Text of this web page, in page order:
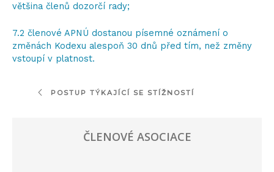
většina členů dozorčí rady;
7.2 členové APNÚ dostanou písemné oznámení o
změnách Kodexu alespoň 30 dnů před tím, než změny
vstoupí v platnost.
POSTUP TÝKAJÍCÍ SE STÍŽNOSTÍ
ČLENOVÉ ASOCIACE